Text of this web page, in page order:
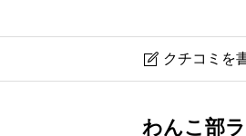
 クチコミを
わんこ部